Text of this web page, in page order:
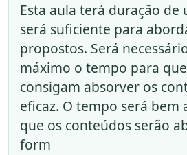
Esta aula terá duração de
será suficiente para
propostos. Será
máximo o tempo para
consigam absorver os
eficaz. O tempo será bem
que os conteúdos serão
form